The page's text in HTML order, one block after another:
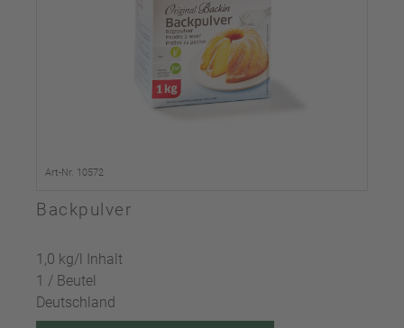
Art-Nr. 10572
Backpulver
1,0 kg/l Inhalt
1 / Beutel
Deutschland